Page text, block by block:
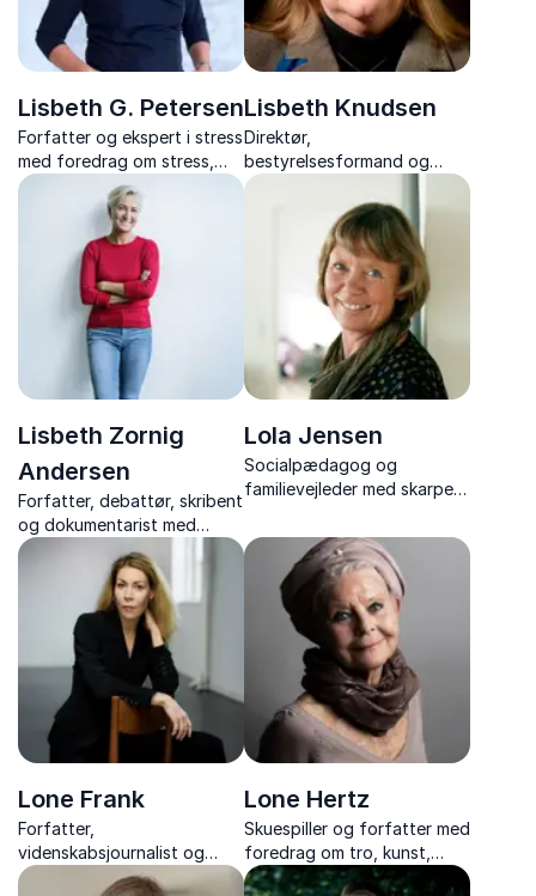
Lisbeth G. Petersen
Forfatter og ekspert i stress
med foredrag om stress,
trivsel og arbejdsglæde,
hvor humor og konkrete
redskaber går hånd i hånd.
Lisbeth Knudsen
Direktør,
bestyrelsesformand og
professionelt
bestyrelsesmedlem med
indsigter i medier, ledelse,
strategi og samfundets
store udfordringer.
Lisbeth Zornig
Andersen
Forfatter, debattør, skribent
og dokumentarist med
foredrag om
mønsterbrydere, livskriser
og hvordan man rejser sig
på trods af svære odds.
Lola Jensen
Socialpædagog og
familievejleder med skarpe,
til familieliv, børn og
parforhold.
Lone Frank
Forfatter,
videnskabsjournalist og
hjerneforsker, der gør
Lone Hertz
Skuespiller og forfatter med
foredrag om tro, kunst,
handicappedes livsvilkår og